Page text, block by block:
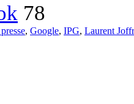
78
, Google, IPG, Laurent